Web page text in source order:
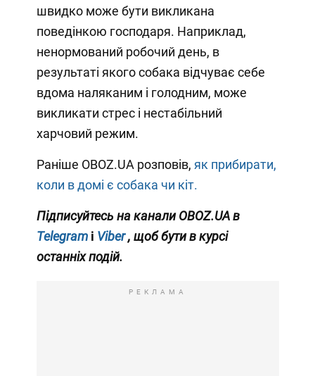
швидко може бути викликана
поведінкою господаря. Наприклад,
ненормований робочий день, в
результаті якого собака відчуває себе
вдома наляканим і голодним, може
викликати стрес і нестабільний
харчовий режим.
Раніше OBOZ.UA розповів, як прибирати,
коли в домі є собака чи кіт.
Підписуйтесь на канали OBOZ.UA в
Telegram і Viber , щоб бути в курсі
останніх подій.
РЕКЛАМА